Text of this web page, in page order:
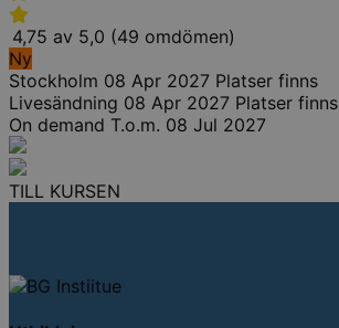
4,75 av 5,0 (49 omdömen)
Ny
Stockholm 08 Apr 2027 Platser finns
Livesändning 08 Apr 2027 Platser finns
On demand T.o.m. 08 Jul 2027
TILL KURSEN